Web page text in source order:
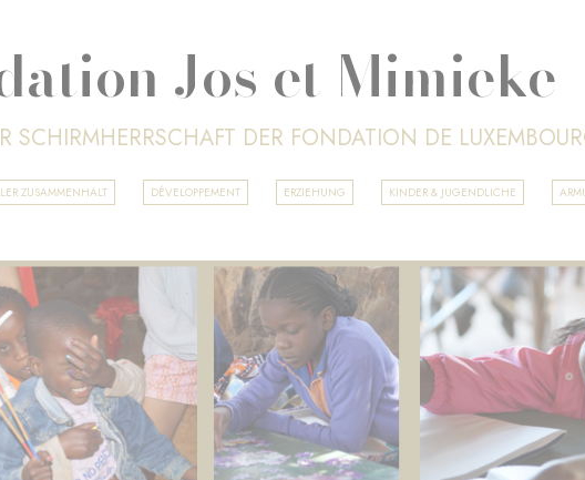
Jos et Mimieke
SCHIRMHERRSCHAFT DER FONDATION DE
ZUSAMMENHALT DÉVELOPPEMENT ERZIEHUNG KINDER & JUGENDLICHE